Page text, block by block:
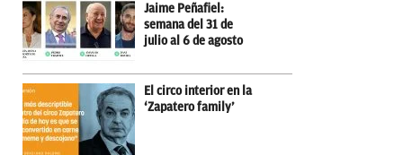
Jaime Peñafiel:
semana del 31 de
julio al 6 de agosto
El circo interior en la
‘Zapatero family’